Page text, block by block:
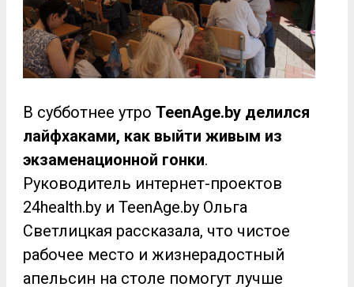
В субботнее утро TeenAge.by делился
лайфхаками, как выйти живым из
экзаменационной гонки.
Руководитель интернет-проектов
24health.by и TeenAge.by Ольга
Светлицкая рассказала, что чистое
рабочее место и жизнерадостный
апельсин на столе помогут лучше